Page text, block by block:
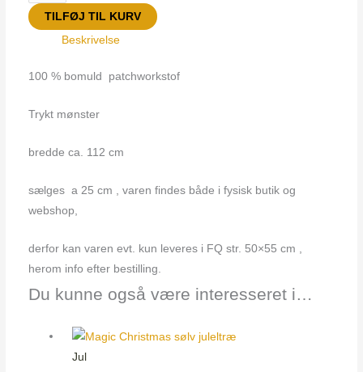
TILFØJ TIL KURV
Beskrivelse
100 % bomuld patchworkstof
Trykt mønster
bredde ca. 112 cm
sælges a 25 cm , varen findes både i fysisk butik og
webshop,
derfor kan varen evt. kun leveres i FQ str. 50×55 cm ,
herom info efter bestilling.
Du kunne også være interesseret i…
Jul